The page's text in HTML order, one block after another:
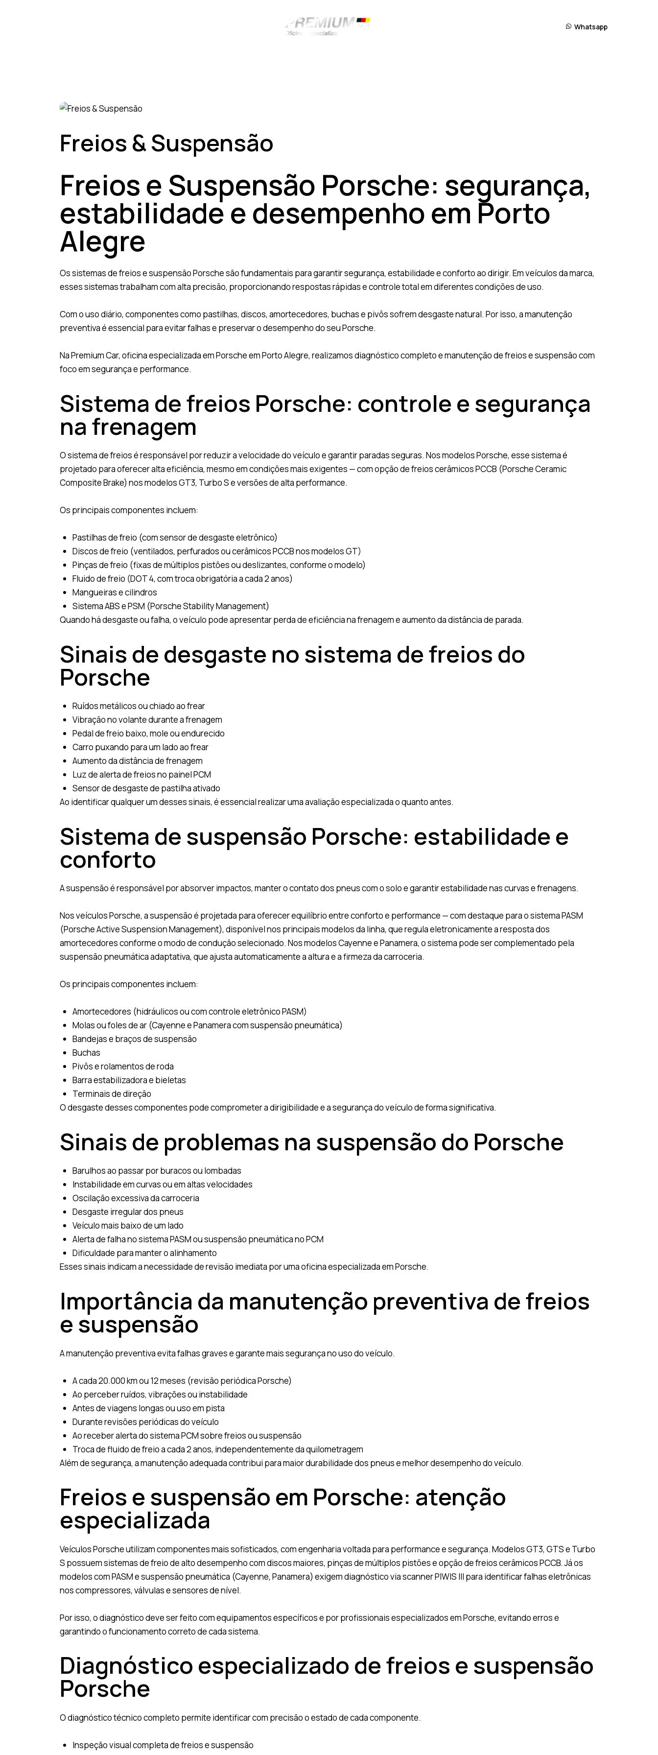
Whatsapp
Freios & Suspensão
Freios e Suspensão Porsche: segurança,
estabilidade e desempenho em Porto
Alegre
Os sistemas de freios e suspensão Porsche são fundamentais para garantir segurança, estabilidade e conforto ao dirigir. Em veículos da marca,
esses sistemas trabalham com alta precisão, proporcionando respostas rápidas e controle total em diferentes condições de uso.
Com o uso diário, componentes como pastilhas, discos, amortecedores, buchas e pivôs sofrem desgaste natural. Por isso, a manutenção
preventiva é essencial para evitar falhas e preservar o desempenho do seu Porsche.
Na Premium Car, oficina especializada em Porsche em Porto Alegre, realizamos diagnóstico completo e manutenção de freios e suspensão com
foco em segurança e performance.
Sistema de freios Porsche: controle e segurança
na frenagem
O sistema de freios é responsável por reduzir a velocidade do veículo e garantir paradas seguras. Nos modelos Porsche, esse sistema é
projetado para oferecer alta eficiência, mesmo em condições mais exigentes — com opção de freios cerâmicos PCCB (Porsche Ceramic
Composite Brake) nos modelos GT3, Turbo S e versões de alta performance.
Os principais componentes incluem:
Pastilhas de freio (com sensor de desgaste eletrônico)
Discos de freio (ventilados, perfurados ou cerâmicos PCCB nos modelos GT)
Pinças de freio (fixas de múltiplos pistões ou deslizantes, conforme o modelo)
Fluido de freio (DOT 4, com troca obrigatória a cada 2 anos)
Mangueiras e cilindros
Sistema ABS e PSM (Porsche Stability Management)
Quando há desgaste ou falha, o veículo pode apresentar perda de eficiência na frenagem e aumento da distância de parada.
Sinais de desgaste no sistema de freios do
Porsche
Ruídos metálicos ou chiado ao frear
Vibração no volante durante a frenagem
Pedal de freio baixo, mole ou endurecido
Carro puxando para um lado ao frear
Aumento da distância de frenagem
Luz de alerta de freios no painel PCM
Sensor de desgaste de pastilha ativado
Ao identificar qualquer um desses sinais, é essencial realizar uma avaliação especializada o quanto antes.
Sistema de suspensão Porsche: estabilidade e
conforto
A suspensão é responsável por absorver impactos, manter o contato dos pneus com o solo e garantir estabilidade nas curvas e frenagens.
Nos veículos Porsche, a suspensão é projetada para oferecer equilíbrio entre conforto e performance — com destaque para o sistema PASM
(Porsche Active Suspension Management), disponível nos principais modelos da linha, que regula eletronicamente a resposta dos
amortecedores conforme o modo de condução selecionado. Nos modelos Cayenne e Panamera, o sistema pode ser complementado pela
suspensão pneumática adaptativa, que ajusta automaticamente a altura e a firmeza da carroceria.
Os principais componentes incluem:
Amortecedores (hidráulicos ou com controle eletrônico PASM)
Molas ou foles de ar (Cayenne e Panamera com suspensão pneumática)
Bandejas e braços de suspensão
Buchas
Pivôs e rolamentos de roda
Barra estabilizadora e bieletas
Terminais de direção
O desgaste desses componentes pode comprometer a dirigibilidade e a segurança do veículo de forma significativa.
Sinais de problemas na suspensão do Porsche
Barulhos ao passar por buracos ou lombadas
Instabilidade em curvas ou em altas velocidades
Oscilação excessiva da carroceria
Desgaste irregular dos pneus
Veículo mais baixo de um lado
Alerta de falha no sistema PASM ou suspensão pneumática no PCM
Dificuldade para manter o alinhamento
Esses sinais indicam a necessidade de revisão imediata por uma oficina especializada em Porsche.
Importância da manutenção preventiva de freios
e suspensão
A manutenção preventiva evita falhas graves e garante mais segurança no uso do veículo.
A cada 20.000 km ou 12 meses (revisão periódica Porsche)
Ao perceber ruídos, vibrações ou instabilidade
Antes de viagens longas ou uso em pista
Durante revisões periódicas do veículo
Ao receber alerta do sistema PCM sobre freios ou suspensão
Troca de fluido de freio a cada 2 anos, independentemente da quilometragem
Além de segurança, a manutenção adequada contribui para maior durabilidade dos pneus e melhor desempenho do veículo.
Freios e suspensão em Porsche: atenção
especializada
Veículos Porsche utilizam componentes mais sofisticados, com engenharia voltada para performance e segurança. Modelos GT3, GTS e Turbo
S possuem sistemas de freio de alto desempenho com discos maiores, pinças de múltiplos pistões e opção de freios cerâmicos PCCB. Já os
modelos com PASM e suspensão pneumática (Cayenne, Panamera) exigem diagnóstico via scanner PIWIS III para identificar falhas eletrônicas
nos compressores, válvulas e sensores de nível.
Por isso, o diagnóstico deve ser feito com equipamentos específicos e por profissionais especializados em Porsche, evitando erros e
garantindo o funcionamento correto de cada sistema.
Diagnóstico especializado de freios e suspensão
Porsche
O diagnóstico técnico completo permite identificar com precisão o estado de cada componente.
Inspeção visual completa de freios e suspensão